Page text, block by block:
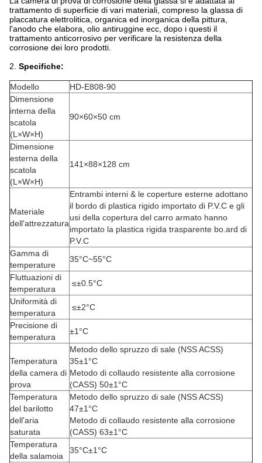
trattamento di superficie di vari materiali, compreso la glassa di
placcatura elettrolitica, organica ed inorganica della pittura,
l'anodo che elabora, olio antiruggine ecc, dopo i questi il
trattamento anticorrosivo per verificare la resistenza della
corrosione dei loro prodotti.
2. Specifiche:
Modello
HD-E808-90
Dimensione
interna della
scatola
(L×W×H)
90×60×50 cm
Dimensione
esterna della
scatola
(L×W×H)
141×88×128 cm
Materiale
dell'attrezzatura
Entrambi interni & le coperture esterne adottano
il bordo di plastica rigido importato di P.V.C e gli
usi della copertura del carro armato hanno
importato la plastica rigida trasparente bo.ard di
P.V.C
Gamma di
temperature
35°C~55°C
Fluttuazioni di
temperatura
≤±0.5°C
Uniformità di
temperatura
≤±2°C
Precisione di
temperatura
±1°C
Temperatura
della camera di
prova
Metodo dello spruzzo di sale (NSS ACSS)
35±1°C
Metodo di collaudo resistente alla corrosione
(CASS) 50±1°C
Temperatura
del barilotto
dell'aria
saturata
Metodo dello spruzzo di sale (NSS ACSS)
47±1°C
Metodo di collaudo resistente alla corrosione
(CASS) 63±1°C
Temperatura
della salamoia
35°C±1°C